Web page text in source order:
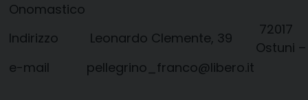
Onomastico
Indirizzo
Leonardo Clemente, 39
72017
Ostuni
e-mail
pellegrino_franco@libero.it